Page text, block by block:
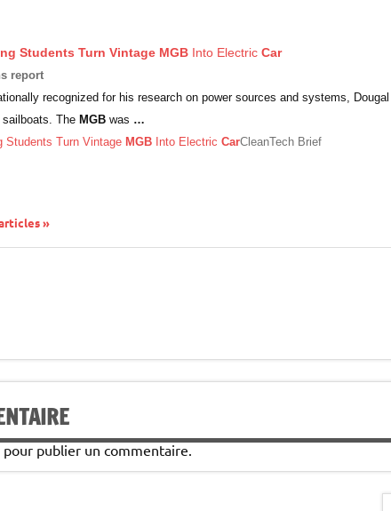
Students Turn Vintage MGB Into Electric Car
report
recognized for his research on power sources and systems,
The MGB was …
Students Turn Vintage MGB Into Electric CarCleanTech Brief
»
pour publier un commentaire.